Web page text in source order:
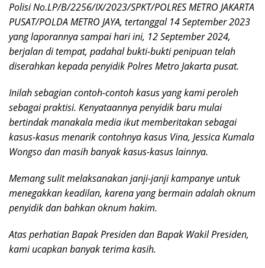
Polisi No.LP/B/2256/IX/2023/SPKT/POLRES METRO JAKARTA
PUSAT/POLDA METRO JAYA, tertanggal 14 September 2023
yang laporannya sampai hari ini, 12 September 2024,
berjalan di tempat, padahal bukti-bukti penipuan telah
diserahkan kepada penyidik Polres Metro Jakarta pusat.
Inilah sebagian contoh-contoh kasus yang kami peroleh
sebagai praktisi. Kenyataannya penyidik baru mulai
bertindak manakala media ikut memberitakan sebagai
kasus-kasus menarik contohnya kasus Vina, Jessica Kumala
Wongso dan masih banyak kasus-kasus lainnya.
Memang sulit melaksanakan janji-janji kampanye untuk
menegakkan keadilan, karena yang bermain adalah oknum
penyidik dan bahkan oknum hakim.
Atas perhatian Bapak Presiden dan Bapak Wakil Presiden,
kami ucapkan banyak terima kasih.